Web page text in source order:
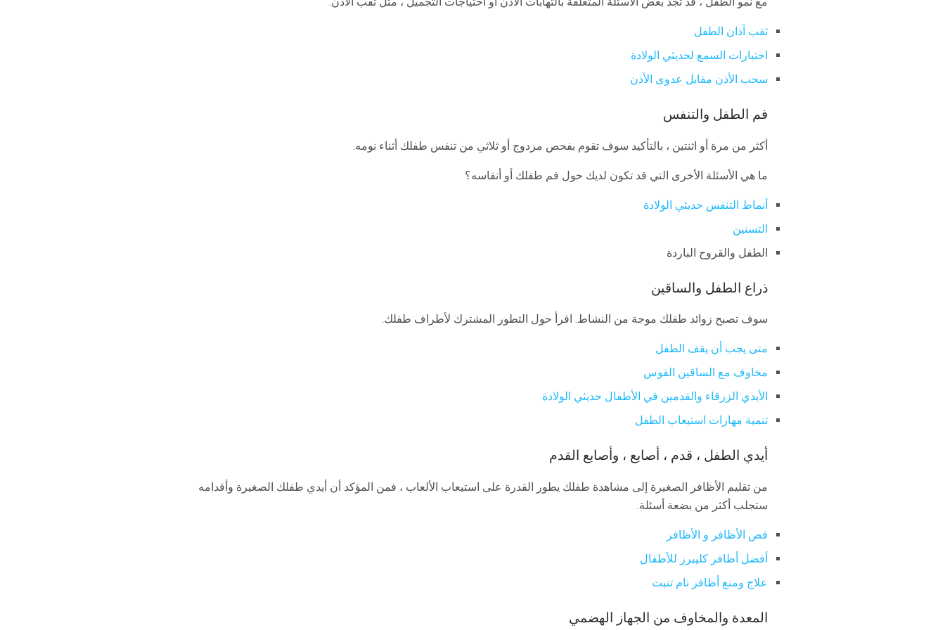
ثقب آذان الطفل
اختبارات السمع لحديثي الولادة
سحب الأذن مقابل عدوى الأذن
فم الطفل والتنفس
أكثر من مرة أو اثنتين ، بالتأكيد سوف تقوم بفحص مزدوج أو ثلاثي من تنفس طفلك أثناء نومه.
ما هي الأسئلة الأخرى التي قد تكون لديك حول فم طفلك أو أنفاسه؟
أنماط التنفس حديثي الولادة
التسنين
الطفل والقروح الباردة
ذراع الطفل والساقين
سوف تصبح زوائد طفلك موجة من النشاط. اقرأ حول التطور المشترك لأطراف طفلك.
متى يجب أن يقف الطفل
مخاوف مع الساقين القوس
الأيدي الزرقاء والقدمين في الأطفال حديثي الولادة
تنمية مهارات استيعاب الطفل
أيدي الطفل ، قدم ، أصابع ، وأصابع القدم
من تقليم الأظافر الصغيرة إلى مشاهدة طفلك يطور القدرة على استيعاب الألعاب ، فمن المؤكد أن أيدي طفلك الصغيرة وأقدامه
ستجلب أكثر من بضعة أسئلة.
قص الأظافر و الأظافر
أفضل أظافر كليبرز للأطفال
علاج ومنع أظافر نام تنبت
المعدة والمخاوف من الجهاز الهضمي